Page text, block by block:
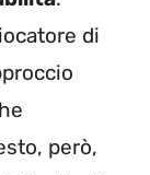
di
però,